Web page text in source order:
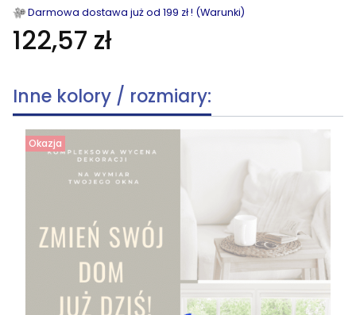
Darmowa dostawa już od 199 zł ! (Warunki)
122,57 zł
Inne kolory / rozmiary:
Okazja